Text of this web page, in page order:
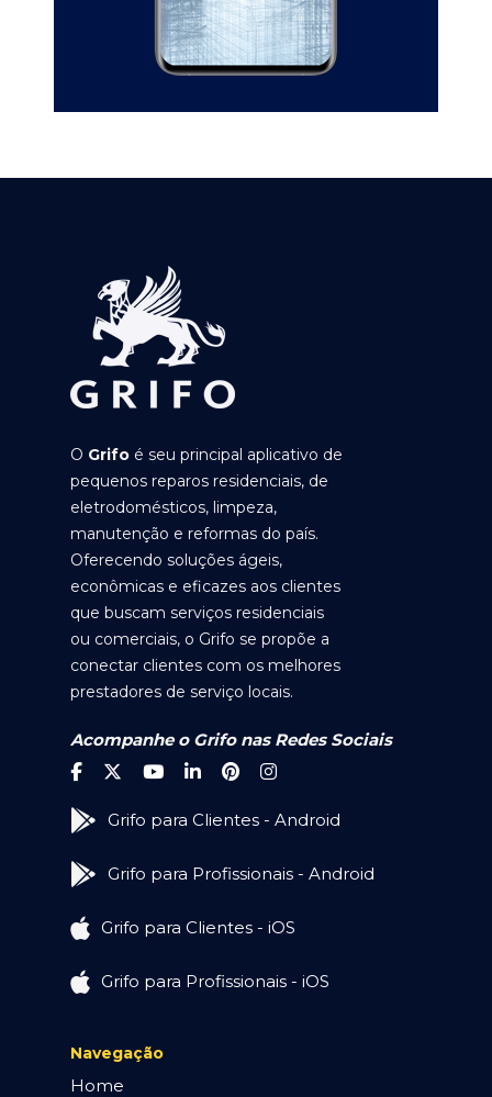
O Grifo é seu principal aplicativo de
pequenos reparos residenciais, de
eletrodomésticos, limpeza,
manutenção e reformas do país.
Oferecendo soluções ágeis,
econômicas e eficazes aos clientes
que buscam serviços residenciais
ou comerciais, o Grifo se propõe a
conectar clientes com os melhores
prestadores de serviço locais.
Acompanhe o Grifo nas Redes Sociais
Grifo para Clientes - Android
Grifo para Profissionais - Android
Grifo para Clientes - iOS
Grifo para Profissionais - iOS
Navegação
Home